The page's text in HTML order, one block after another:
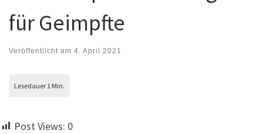
für Geimpfte
Veröffentlicht am 4. April 2021
Post Views: 0